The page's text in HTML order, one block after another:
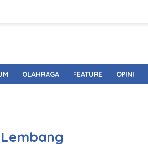
OLAHRAGA FEATURE OPINI